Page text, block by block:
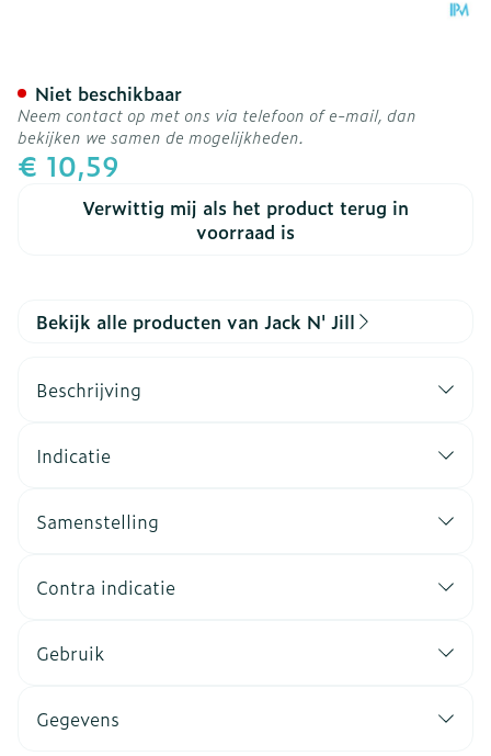
€ 10,59
Verwittig mij als het product terug in
voorraad is
Niet beschikbaar
Neem contact op met ons via telefoon of e-mail, dan
bekijken we samen de mogelijkheden.
Bekijk alle producten van Jack N' Jill
Beschrijving
Indicatie
Samenstelling
Contra indicatie
Gebruik
Gegevens